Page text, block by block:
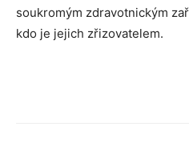
soukromým zdravotnickým
kdo je jejich zřizovatelem.